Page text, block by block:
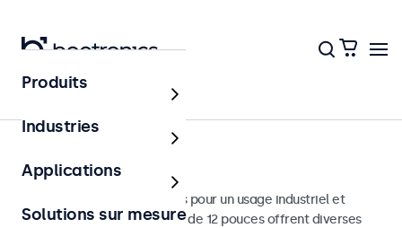
Écrans
Moniteurs 12 pouces
Moniteurs 12 pouces conçus pour un usage industriel et
commercial. Ces moniteurs de 12 pouces offrent diverses
Produits
Industries
Applications
Solutions sur mesure